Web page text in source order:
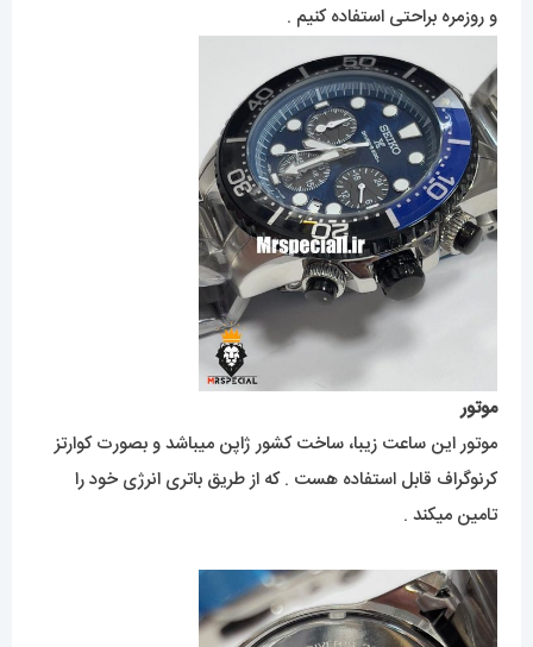
و روزمره براحتی استفاده کنیم .
موتور
موتور این ساعت زیبا، ساخت کشور ژاپن میباشد و بصورت کوارتز
کرنوگراف قابل استفاده هست . که از طریق باتری انرژی خود را
تامین میکند .